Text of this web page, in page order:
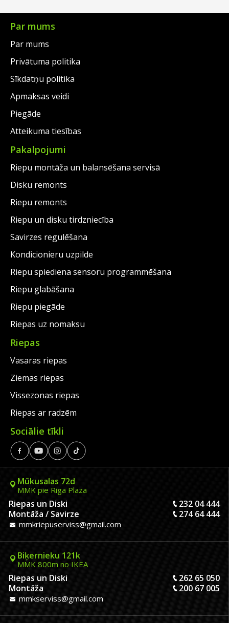
€96.00.
is:
€57.00.
€92.00.
is:
Par mums
Par mums
Privātuma politika
Sīkdatņu politika
Apmaksas veidi
Piegāde
Atteikuma tiesības
Pakalpojumi
Riepu montāža un balansēšana servisā
Disku remonts
Riepu remonts
Riepu un disku tirdzniecība
Savirzes regulēšana
Kondicionieru uzpilde
Riepu spiediena sensoru programmēšana
Riepu glabāšana
Riepu piegāde
Riepas uz nomaksu
Riepas
Vasaras riepas
Ziemas riepas
Vissezonas riepas
Riepas ar radzēm
Sociālie tīkli
Mūkusalas 72d
MMK pie Riga Plaza
Riepas un Diski
232 04 444
Montāža / Savirze
274 64 444
mmkriepuserviss@gmail.com
Biķernieku 121k
MMK 800m no IKEA
Riepas un Diski
262 65 050
Montāža
200 67 005
mmkserviss@gmail.com